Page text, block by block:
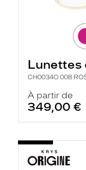
Lunettes
CH0034O 008
À partir de
349,00 €